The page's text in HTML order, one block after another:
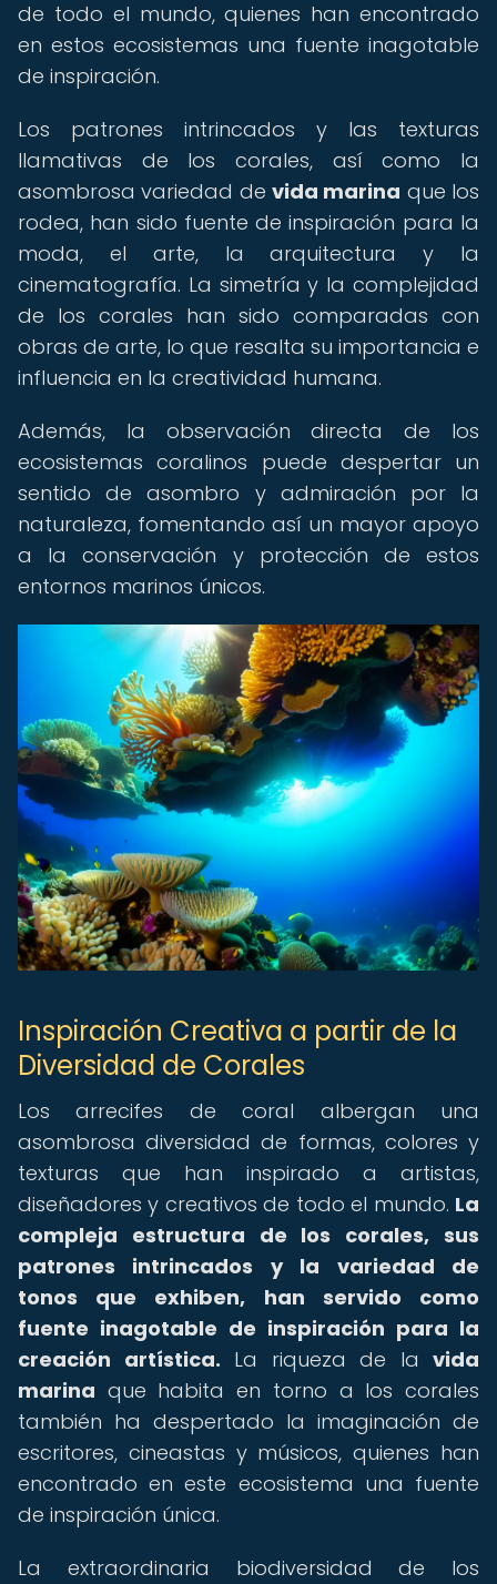
de todo el mundo, quienes han encontrado
en estos ecosistemas una fuente inagotable
de inspiración.
Los patrones intrincados y las texturas
llamativas de los corales, así como la
asombrosa variedad de vida marina que los
rodea, han sido fuente de inspiración para la
moda, el arte, la arquitectura y la
cinematografía. La simetría y la complejidad
de los corales han sido comparadas con
obras de arte, lo que resalta su importancia e
influencia en la creatividad humana.
Además, la observación directa de los
ecosistemas coralinos puede despertar un
sentido de asombro y admiración por la
naturaleza, fomentando así un mayor apoyo
a la conservación y protección de estos
entornos marinos únicos.
Inspiración Creativa a partir de la
Diversidad de Corales
Los arrecifes de coral albergan una
asombrosa diversidad de formas, colores y
texturas que han inspirado a artistas,
diseñadores y creativos de todo el mundo. La
compleja estructura de los corales, sus
patrones intrincados y la variedad de
tonos que exhiben, han servido como
fuente inagotable de inspiración para la
creación artística. La riqueza de la vida
marina que habita en torno a los corales
también ha despertado la imaginación de
escritores, cineastas y músicos, quienes han
encontrado en este ecosistema una fuente
de inspiración única.
La extraordinaria biodiversidad de los